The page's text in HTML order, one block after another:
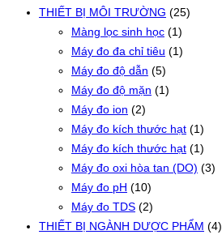
THIẾT BỊ MÔI TRƯỜNG (25)
Màng lọc sinh học (1)
Máy đo đa chỉ tiêu (1)
Máy đo độ dẫn (5)
Máy đo độ mặn (1)
Máy đo ion (2)
Máy đo kích thước hạt (1)
Máy đo kích thước hạt (1)
Máy đo oxi hòa tan (DO) (3)
Máy đo pH (10)
Máy đo TDS (2)
THIẾT BỊ NGÀNH DƯỢC PHẨM (4)